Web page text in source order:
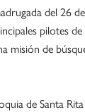
del 26
pilotes
misión de
de Santa